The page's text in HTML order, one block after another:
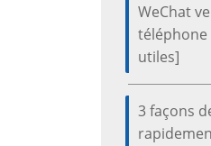
WeChat
téléphone
utiles]
3 façons